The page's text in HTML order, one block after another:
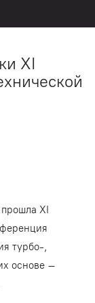
ХI
ХI
турбо-,
основе –